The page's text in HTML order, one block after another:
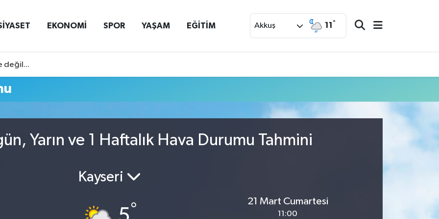
EKONOMİ SPOR YAŞAM EĞİTİM Akkuş 11 °
değil...
Yarın ve 1 Haftalık Hava Durumu Tahmini
Kayseri
°
21 Mart Cumartesi
11:00